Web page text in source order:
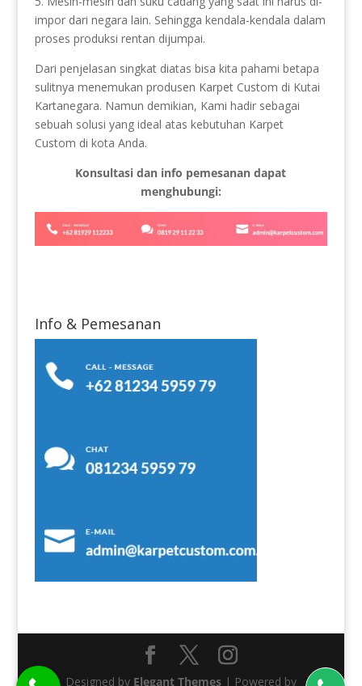
impor dari negara lain. Sehingga kendala-kendala dalam
proses produksi rentan dijumpai.
Dari penjelasan singkat diatas bisa kita pahami betapa
sulitnya menemukan produsen Karpet Custom di Kutai
Kartanegara. Namun demikian, Kami hadir sebagai
sebuah solusi yang ideal atas kebutuhan Karpet
Custom di kota Anda.
Konsultasi dan info pemesanan dapat
menghubungi:
Info & Pemesanan
Designed by Elegant Themes| Powered by